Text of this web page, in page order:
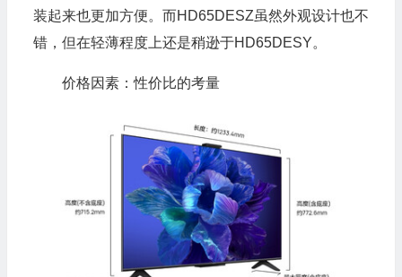
装起来也更加方便。而HD65DESZ虽然外观设计也不
错，但在轻薄程度上还是稍逊于HD65DESY。
价格因素：性价比的考量